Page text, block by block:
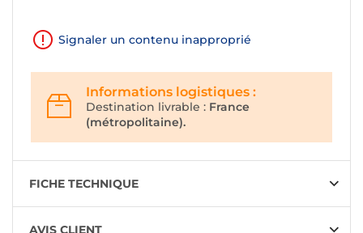
Signaler un contenu inapproprié
Informations logistiques :
Destination livrable : France
(métropolitaine).
FICHE TECHNIQUE
AVIS CLIENT